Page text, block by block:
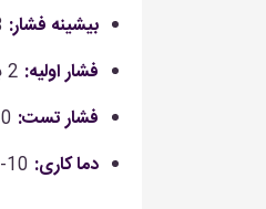
بیشینه فشار:
فشار اولیه:
فشار تست:
دما کاری: